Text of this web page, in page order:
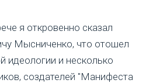
я откровенно сказал
Мысниченко, что отошел
идеологии и несколько
создателей "Манифеста